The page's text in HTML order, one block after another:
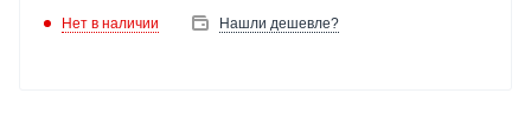
Нет в наличии Нашли дешевле?